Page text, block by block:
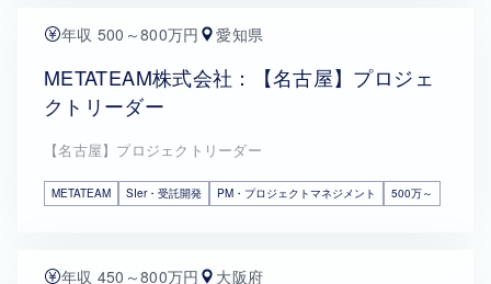
年収 500～800万円 愛知県
METATEAM株式会社：【名古屋】プロジェ
クトリーダー
【名古屋】プロジェクトリーダー
METATEAM SIer・受託開発 PM・プロジェクトマネジメント 500万～
年収 450～800万円 大阪府